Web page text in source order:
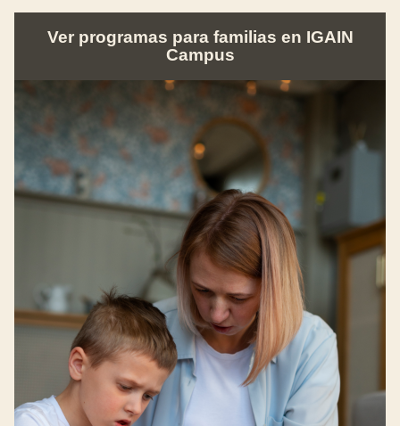
Ver programas para familias en IGAIN
Campus